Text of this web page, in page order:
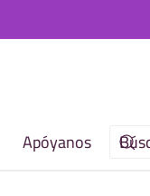
Apóyanos